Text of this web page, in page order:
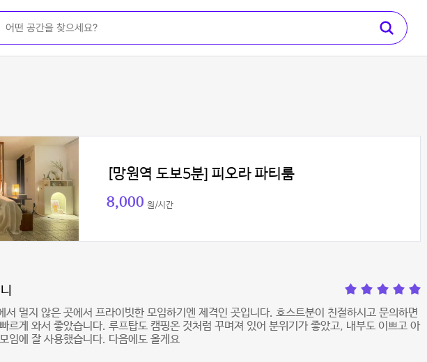
[망원역 도보5분] 피오라 파티룸
8,000 원/시간
서 멀지 않은 곳에서 프라이빗한 모임하기엔 제격인 곳입니다. 호스트분이 친절하시고 문의하면
르게 와서 좋았습니다. 루프탑도 캠핑온 것처럼 꾸며져 있어 분위기가 좋았고, 내부도 이쁘고 아
임에 잘 사용했습니다. 다음에도 올게요